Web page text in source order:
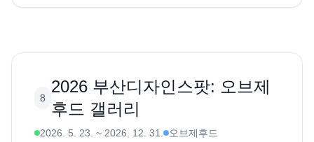
8
2026 부산디자인스팟: 오브제
후드 갤러리
2026. 5. 23. ~ 2026. 12. 31. 오브제후드